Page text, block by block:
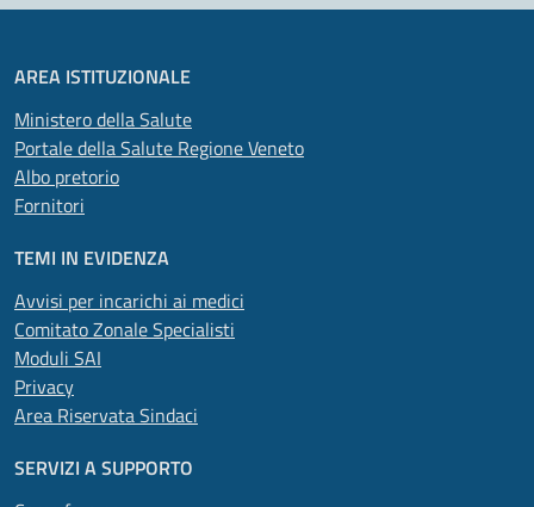
AREA ISTITUZIONALE
Ministero della Salute
Portale della Salute Regione Veneto
Albo pretorio
Fornitori
TEMI IN EVIDENZA
Avvisi per incarichi ai medici
Comitato Zonale Specialisti
Moduli SAI
Privacy
Area Riservata Sindaci
SERVIZI A SUPPORTO